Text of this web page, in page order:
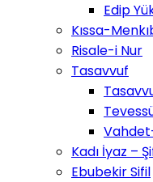
Edip
Kıssa-
Risale-i Nur
Tasavvuf
Kadı İyaz –
Ebubekir Sifil